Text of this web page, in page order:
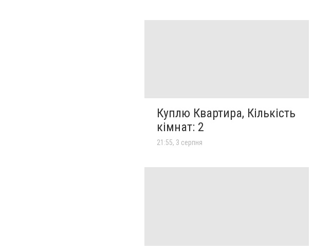
Куплю Квартира, Кількість
кімнат: 2
21:55, 3 серпня